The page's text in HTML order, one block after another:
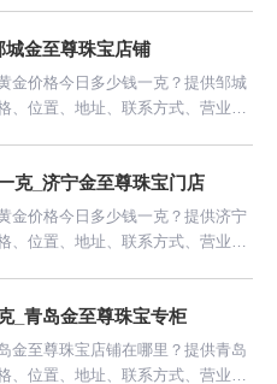
金至尊珠宝店铺
金价格今日多少钱一克？提供邹城
、位置、地址、联系方式、营业时
克_济宁金至尊珠宝门店
金价格今日多少钱一克？提供济宁
、位置、地址、联系方式、营业时
_青岛金至尊珠宝专柜
金至尊珠宝店铺在哪里？提供青岛
、位置、地址、联系方式、营业时